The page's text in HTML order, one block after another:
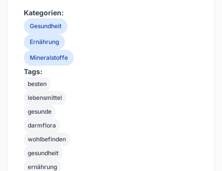
Kategorien:
Gesundheit
Ernährung
Mineralstoffe
Tags:
besten
lebensmittel
gesunde
darmflora
wohlbefinden
gesundheit
ernährung